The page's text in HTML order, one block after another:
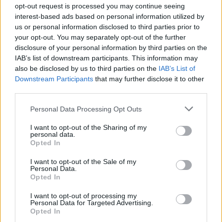
opt-out request is processed you may continue seeing
interest-based ads based on personal information utilized by
us or personal information disclosed to third parties prior to
your opt-out. You may separately opt-out of the further
disclosure of your personal information by third parties on the
IAB’s list of downstream participants. This information may
also be disclosed by us to third parties on the IAB’s List of
Downstream Participants that may further disclose it to other
Personal Data Processing Opt Outs
I want to opt-out of the Sharing of my
personal data.
Opted In
I want to opt-out of the Sale of my
Personal Data.
Opted In
I want to opt-out of processing my
Personal Data for Targeted Advertising.
Opted In
Podkrovná izba bola v plameňoch. Stalo sa to tak
rýchlo, že si ani nestihol uvedomiť sled udalostí. Ľahol si
ako zvyčajne, ale onedlho ho zobudil požiarny poplach.
Vypotácal sa z postele, ospalý a zmätený mával rukami
v márnej snahe rozohnať hustý dym v miestnosti.
Nejako sa mu podarilo prejsť k dverám, no vzápätí si
uvedomil, že je neskoro. Úzke schodisko bolo
v plameňoch, ohnivé jazyky sa tisli cez poodchýlené
Vydesený tínedžer sledoval, ako sa celý jeho dovtedajší
život mení na dym. Učebnice, futbalový dres, výkresy,
pohltili plamene. Teplota v miestnosti stúpala každú
sekundu, pod stropom sa vytvoril hrozivý oblak
Zabuchol okno, teplota na chvíľočku klesla, no iba na